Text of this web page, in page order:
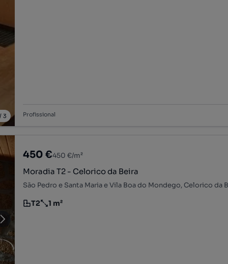
3 Profissional
450 €450 €/m²
Moradia T2 - Celorico da Beira
São Pedro e Santa Maria e Vila Boa do Mondego, Celorico da
Tipologia
T2
Preço por metro quadrado
1 m²